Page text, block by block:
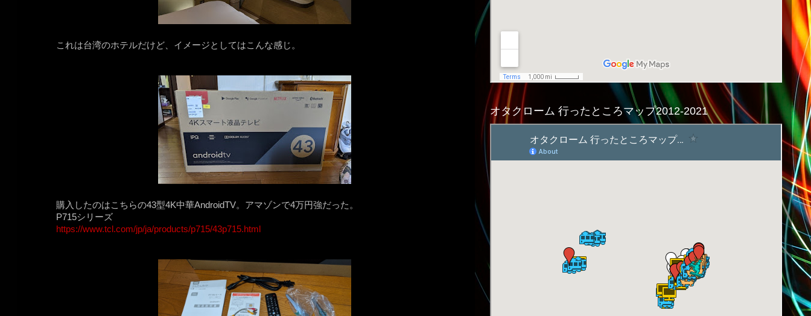
これは台湾のホテルだけど、イメージとしてはこんな感じ。
購入したのはこちらの43型4K中華AndroidTV。アマゾンで4万円強だった。
P715シリーズ
https://www.tcl.com/jp/ja/products/p715/43p715.html
オタクローム 行ったところマップ2012-2021